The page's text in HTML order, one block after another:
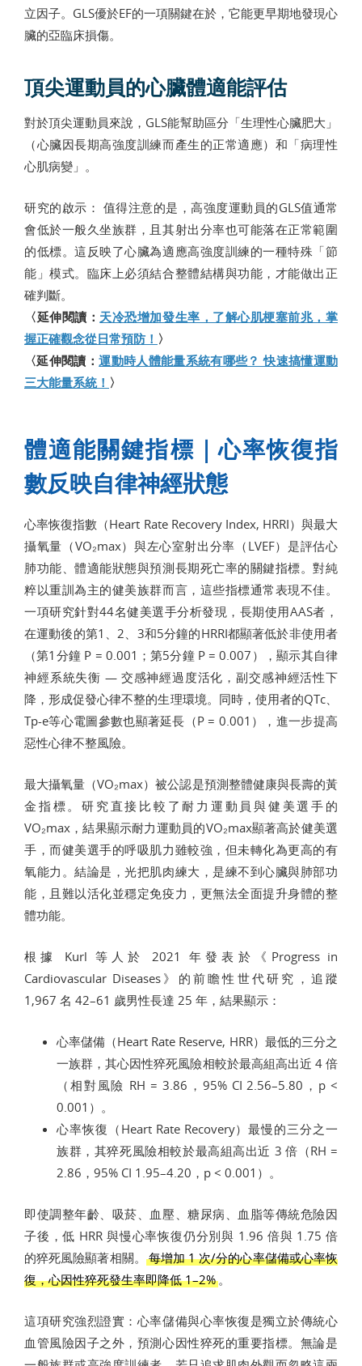
立因子。GLS優於EF的一項關鍵在於，它能更早期地發現心
臟的亞臨床損傷。
頂尖運動員的心臟體適能評估
對於頂尖運動員來說，GLS能幫助區分「生理性心臟肥大」
（心臟因長期高強度訓練而產生的正常適應）和「病理性
心肌病變」。
研究的啟示： 值得注意的是，高強度運動員的GLS值通常
會低於一般久坐族群，且其射出分率也可能落在正常範圍
的低標。這反映了心臟為適應高強度訓練的一種特殊「節
能」模式。臨床上必須結合整體結構與功能，才能做出正
確判斷。
〈延伸閱讀： 天冷恐增加發生率，了解心肌梗塞前兆，掌
握正確觀念從日常預防！ 〉
〈延伸閱讀：運動時人體能量系統有哪些？ 快速搞懂運動
三大能量系統！ 〉
體適能關鍵指標｜心率恢復指
數反映自律神經狀態
心率恢復指數（Heart Rate Recovery Index, HRRI）與最大
攝氧量（VO₂max）與左心室射出分率（LVEF）是評估心
肺功能、體適能狀態與預測長期死亡率的關鍵指標。對純
粹以重訓為主的健美族群而言，這些指標通常表現不佳。
一項研究針對44名健美選手分析發現，長期使用AAS者，
在運動後的第1、2、3和5分鐘的HRRI都顯著低於非使用者
（第1分鐘 P = 0.001；第5分鐘 P = 0.007），顯示其自律
神經系統失衡 — 交感神經過度活化，副交感神經活性下
降，形成促發心律不整的生理環境。同時，使用者的QTc、
Tp-e等心電圖參數也顯著延長（P = 0.001），進一步提高
惡性心律不整風險。
最大攝氧量（VO₂max）被公認是預測整體健康與長壽的黃
金指標。研究直接比較了耐力運動員與健美選手的
VO₂max，結果顯示耐力運動員的VO₂max顯著高於健美選
手，而健美選手的呼吸肌力雖較強，但未轉化為更高的有
氧能力。結論是，光把肌肉練大，是練不到心臟與肺部功
能，且難以活化並穩定免疫力，更無法全面提升身體的整
體功能。
根據 Kurl 等人於 2021 年發表於《Progress in
Cardiovascular Diseases》的前瞻性世代研究，追蹤
1,967 名 42–61 歲男性長達 25 年，結果顯示：
心率儲備（Heart Rate Reserve, HRR）最低的三分之
一族群，其心因性猝死風險相較於最高組高出近 4 倍
（相對風險 RH = 3.86，95% CI 2.56–5.80，p <
0.001）。
心率恢復（Heart Rate Recovery）最慢的三分之一
族群，其猝死風險相較於最高組高出近 3 倍（RH =
2.86，95% CI 1.95–4.20，p < 0.001）。
即使調整年齡、吸菸、血壓、糖尿病、血脂等傳統危險因
子後，低 HRR 與慢心率恢復仍分別與 1.96 倍與 1.75 倍
的猝死風險顯著相關。
每增加 1 次/分的心率儲備或心率恢
復，心因性猝死發生率即降低 1–2% 。
這項研究強烈證實：心率儲備與心率恢復是獨立於傳統心
血管風險因子之外，預測心因性猝死的重要指標。無論是